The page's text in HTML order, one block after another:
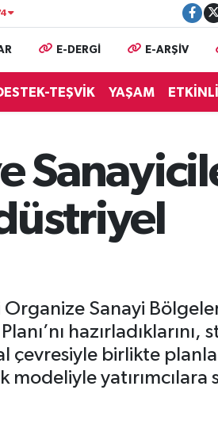
E-DERGİ E-ARŞİV
TEŞVİK YAŞAM
Organize Sanayi
hazırladıklarını,
çevresiyle birlikte
yatırımcılara